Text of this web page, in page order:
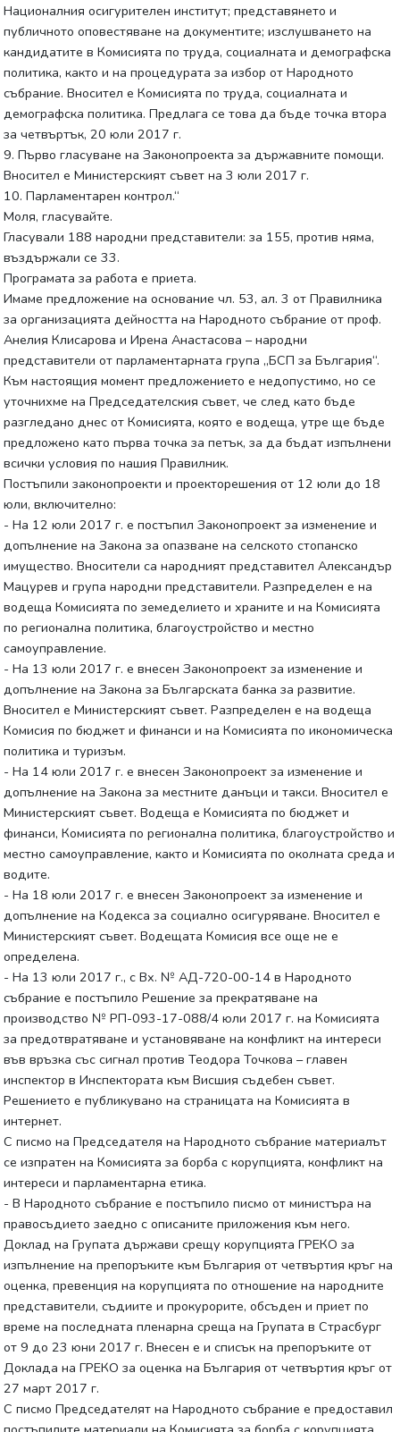
Националния осигурителен институт; представянето и
публичното оповестяване на документите; изслушването на
кандидатите в Комисията по труда, социалната и демографска
политика, както и на процедурата за избор от Народното
събрание. Вносител е Комисията по труда, социалната и
демографска политика. Предлага се това да бъде точка втора
за четвъртък, 20 юли 2017 г.
9. Първо гласуване на Законопроекта за държавните помощи.
Вносител е Министерският съвет на 3 юли 2017 г.
10. Парламентарен контрол.“
Моля, гласувайте.
Гласували 188 народни представители: за 155, против няма,
въздържали се 33.
Програмата за работа е приета.
Имаме предложение на основание чл. 53, ал. 3 от Правилника
за организацията дейността на Народното събрание от проф.
Анелия Клисарова и Ирена Анастасова – народни
представители от парламентарната група „БСП за България“.
Към настоящия момент предложението е недопустимо, но се
уточнихме на Председателския съвет, че след като бъде
разгледано днес от Комисията, която е водеща, утре ще бъде
предложено като първа точка за петък, за да бъдат изпълнени
всички условия по нашия Правилник.
Постъпили законопроекти и проекторешения от 12 юли до 18
юли, включително:
- На 12 юли 2017 г. е постъпил Законопроект за изменение и
допълнение на Закона за опазване на селското стопанско
имущество. Вносители са народният представител Александър
Мацурев и група народни представители. Разпределен е на
водеща Комисията по земеделието и храните и на Комисията
по регионална политика, благоустройство и местно
самоуправление.
- На 13 юли 2017 г. е внесен Законопроект за изменение и
допълнение на Закона за Българската банка за развитие.
Вносител е Министерският съвет. Разпределен е на водеща
Комисия по бюджет и финанси и на Комисията по икономическа
политика и туризъм.
- На 14 юли 2017 г. е внесен Законопроект за изменение и
допълнение на Закона за местните данъци и такси. Вносител е
Министерският съвет. Водеща е Комисията по бюджет и
финанси, Комисията по регионална политика, благоустройство и
местно самоуправление, както и Комисията по околната среда и
водите.
- На 18 юли 2017 г. е внесен Законопроект за изменение и
допълнение на Кодекса за социално осигуряване. Вносител е
Министерският съвет. Водещата Комисия все още не е
определена.
- На 13 юли 2017 г., с Вх. № АД-720-00-14 в Народното
събрание е постъпило Решение за прекратяване на
производство № РП-093-17-088/4 юли 2017 г. на Комисията
за предотвратяване и установяване на конфликт на интереси
във връзка със сигнал против Теодора Точкова – главен
инспектор в Инспектората към Висшия съдебен съвет.
Решението е публикувано на страницата на Комисията в
интернет.
С писмо на Председателя на Народното събрание материалът
се изпратен на Комисията за борба с корупцията, конфликт на
интереси и парламентарна етика.
- В Народното събрание е постъпило писмо от министъра на
правосъдието заедно с описаните приложения към него.
Доклад на Групата държави срещу корупцията ГРЕКО за
изпълнение на препоръките към България от четвъртия кръг на
оценка, превенция на корупцията по отношение на народните
представители, съдиите и прокурорите, обсъден и приет по
време на последната пленарна среща на Групата в Страсбург
от 9 до 23 юни 2017 г. Внесен е и списък на препоръките от
Доклада на ГРЕКО за оценка на България от четвъртия кръг от
27 март 2017 г.
С писмо Председателят на Народното събрание е предоставил